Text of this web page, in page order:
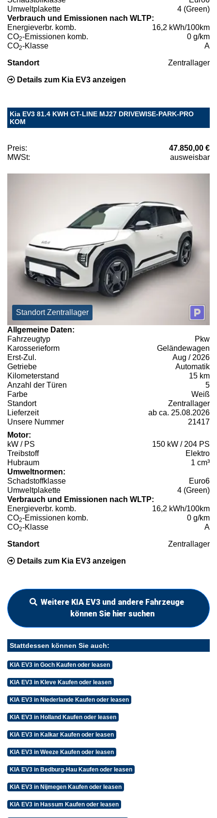
Umweltplakette
4 (Green)
Verbrauch und Emissionen nach WLTP:
Energieverbr. komb.
16,2 kWh/100km
CO2-Emissionen komb.
0 g/km
CO2-Klasse A
Standort Zentrallager
Details zum Kia EV3 anzeigen
Kia EV3 81.4 KWH GT-LINE MJ27 DRIVEWISE-PARK-PRO
KOM
Preis:
47.850,00 €
MWSt:
ausweisbar
Standort Zentrallager
Allgemeine Daten:
Fahrzeugtyp
Pkw
Karosserieform
Geländewagen
Erst-Zul.
Aug / 2026
Getriebe
Automatik
Kilometerstand
15 km
Anzahl der Türen
5
Farbe
Weiß
Standort
Zentrallager
Lieferzeit
ab ca. 25.08.2026
Unsere Nummer
21417
Motor:
kW / PS
150 kW / 204 PS
Treibstoff
Elektro
Hubraum
1 cm³
Umweltnormen:
Schadstoffklasse
Euro6
Umweltplakette
4 (Green)
Verbrauch und Emissionen nach WLTP:
Energieverbr. komb.
16,2 kWh/100km
CO2-Emissionen komb.
0 g/km
CO2-Klasse A
Standort Zentrallager
Details zum Kia EV3 anzeigen
Weitere KIA EV3 und andere Fahrzeuge
können Sie hier suchen
Stattdessen können Sie auch:
KIA EV3 in Goch Kaufen oder leasen
KIA EV3 in Kleve Kaufen oder leasen
KIA EV3 in Niederlande Kaufen oder leasen
KIA EV3 in Holland Kaufen oder leasen
KIA EV3 in Kalkar Kaufen oder leasen
KIA EV3 in Weeze Kaufen oder leasen
KIA EV3 in Bedburg-Hau Kaufen oder leasen
KIA EV3 in Nijmegen Kaufen oder leasen
KIA EV3 in Hassum Kaufen oder leasen